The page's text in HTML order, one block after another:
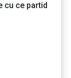
cu ce partid